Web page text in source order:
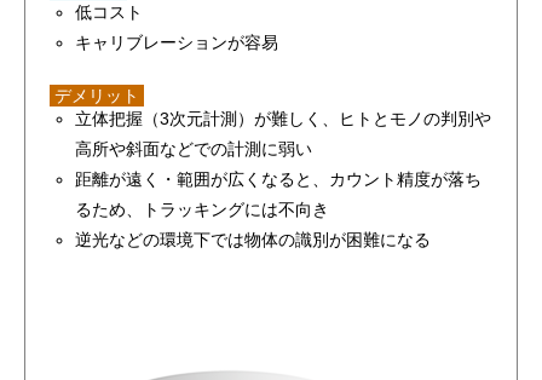
低コスト
キャリブレーションが容易
デメリット
立体把握（3次元計測）が難しく、ヒトとモノの判別や
高所や斜面などでの計測に弱い
距離が遠く・範囲が広くなると、カウント精度が落ち
るため、トラッキングには不向き
逆光などの環境下では物体の識別が困難になる